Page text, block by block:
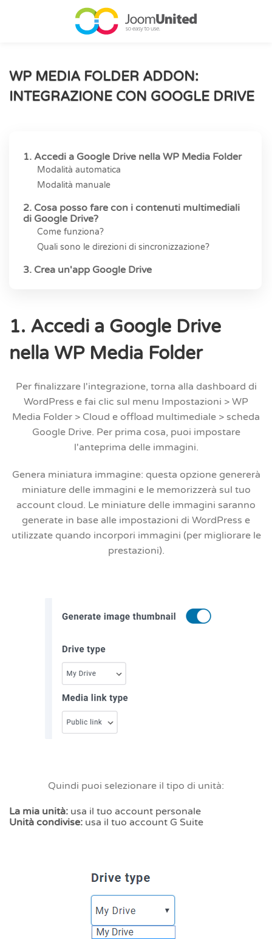
Salta al contenuto principale
WP MEDIA FOLDER ADDON:
INTEGRAZIONE CON GOOGLE DRIVE
1. Accedi a Google Drive nella WP Media Folder
Modalità automatica
Modalità manuale
2. Cosa posso fare con i contenuti multimediali
di Google Drive?
Come funziona?
Quali sono le direzioni di sincronizzazione?
3. Crea un'app Google Drive
1. Accedi a Google Drive
nella WP Media Folder
Per finalizzare l'integrazione, torna alla dashboard di
WordPress e fai clic sul menu Impostazioni > WP
Media Folder > Cloud e offload multimediale > scheda
Google Drive. Per prima cosa, puoi impostare
l'anteprima delle immagini.
Genera miniatura immagine: questa opzione genererà
miniature delle immagini e le memorizzerà sul tuo
account cloud. Le miniature delle immagini saranno
generate in base alle impostazioni di WordPress e
utilizzate quando incorpori immagini (per migliorare le
prestazioni).
Quindi puoi selezionare il tipo di unità:
La mia unità: usa il tuo account personale
Unità condivise: usa il tuo account G Suite